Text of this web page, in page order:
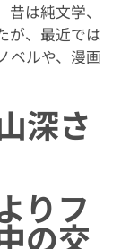
は純文学、
が、最近では
ベルや、漫画
深さ
りフ
の交